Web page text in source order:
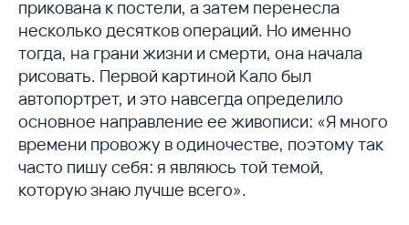
прикована к постели, а затем перенесла
несколько десятков операций. Но именно
тогда, на грани жизни и смерти, она начала
рисовать. Первой картиной Кало был
автопортрет, и это навсегда определило
основное направление ее живописи: «Я много
времени провожу в одиночестве, поэтому так
часто пишу себя: я являюсь той темой,
которую знаю лучше всего».